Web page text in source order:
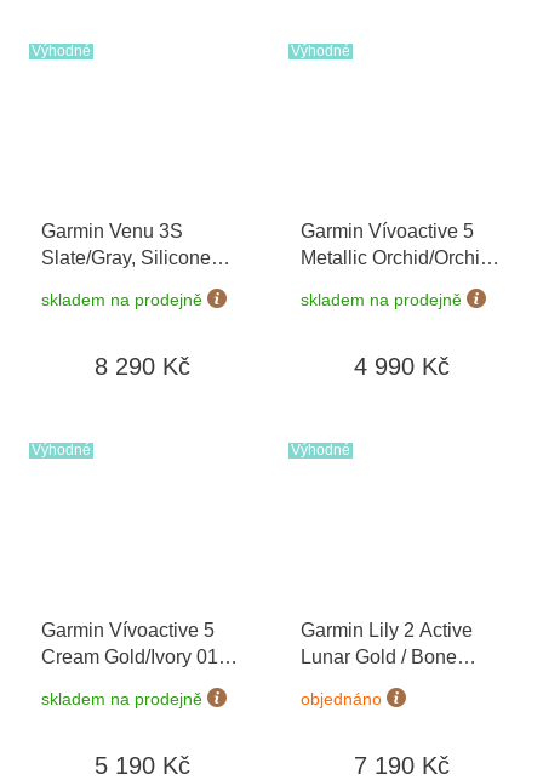
Výhodné
Garmin Venu 3S
Slate/Gray, Silicone
skladem na prodejně
8 290 Kč
Výhodné
Garmin Vívoactive 5
Metallic Orchid/Orchid
skladem na prodejně
4 990 Kč
Výhodné
Garmin Vívoactive 5
Cream Gold/Ivory 010-
skladem na prodejně
5 190 Kč
Výhodné
Garmin Lily 2 Active
Lunar Gold / Bone
Silicone Band 010-
02891-00
objednáno
7 190 Kč